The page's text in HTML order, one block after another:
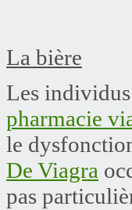
La bière
Les
pharmacie
le
De Viagra
pas